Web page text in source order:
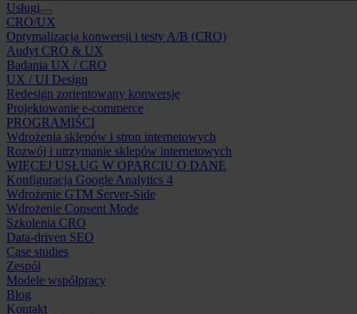
Usługi
CRO/UX
Optymalizacja konwersji i testy A/B (CRO)
Audyt CRO & UX
Badania UX / CRO
UX / UI Design
Redesign zorientowany konwersję
Projektowanie e-commerce
PROGRAMIŚCI
Wdrożenia sklepów i stron internetowych
Rozwój i utrzymanie sklepów internetowych
WIĘCEJ USŁUG W OPARCIU O DANE
Konfiguracja Google Analytics 4
Wdrożenie GTM Server-Side
Wdrożenie Consent Mode
Szkolenia CRO
Data-driven SEO
Case studies
Zespół
Modele współpracy
Blog
Kontakt